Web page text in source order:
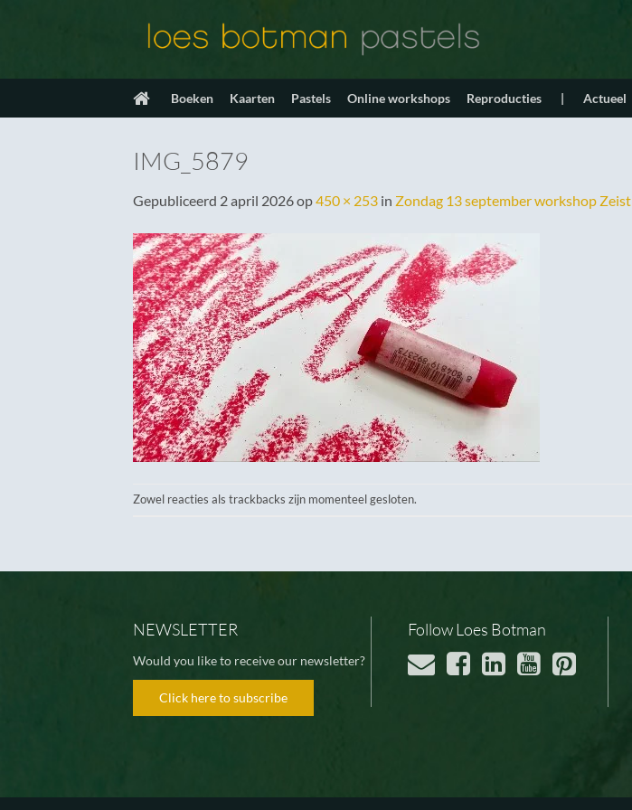
Boeken Kaarten Pastels Online workshops Reproducties | Actueel
IMG_5879
Gepubliceerd 2 april 2026op450 × 253 in Zondag 13 september workshop Zeist
Zowel reacties als trackbacks zijn momenteel gesloten.
NEWSLETTER
Would you like to receive our newsletter?
Click here to subscribe
Follow Loes Botman